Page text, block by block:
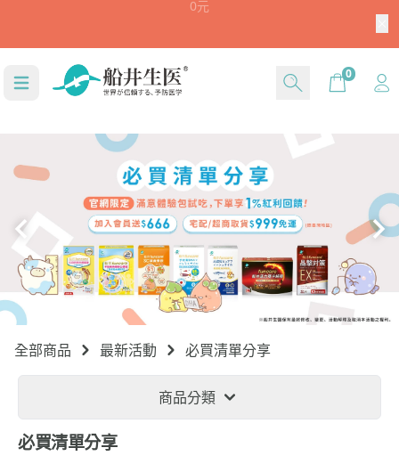
加入官方LINE好友留言【船井驚喜購】立刻領取$1,30
Cart0
全部商品 最新活動 必買清單分享
商品分類
必買清單分享